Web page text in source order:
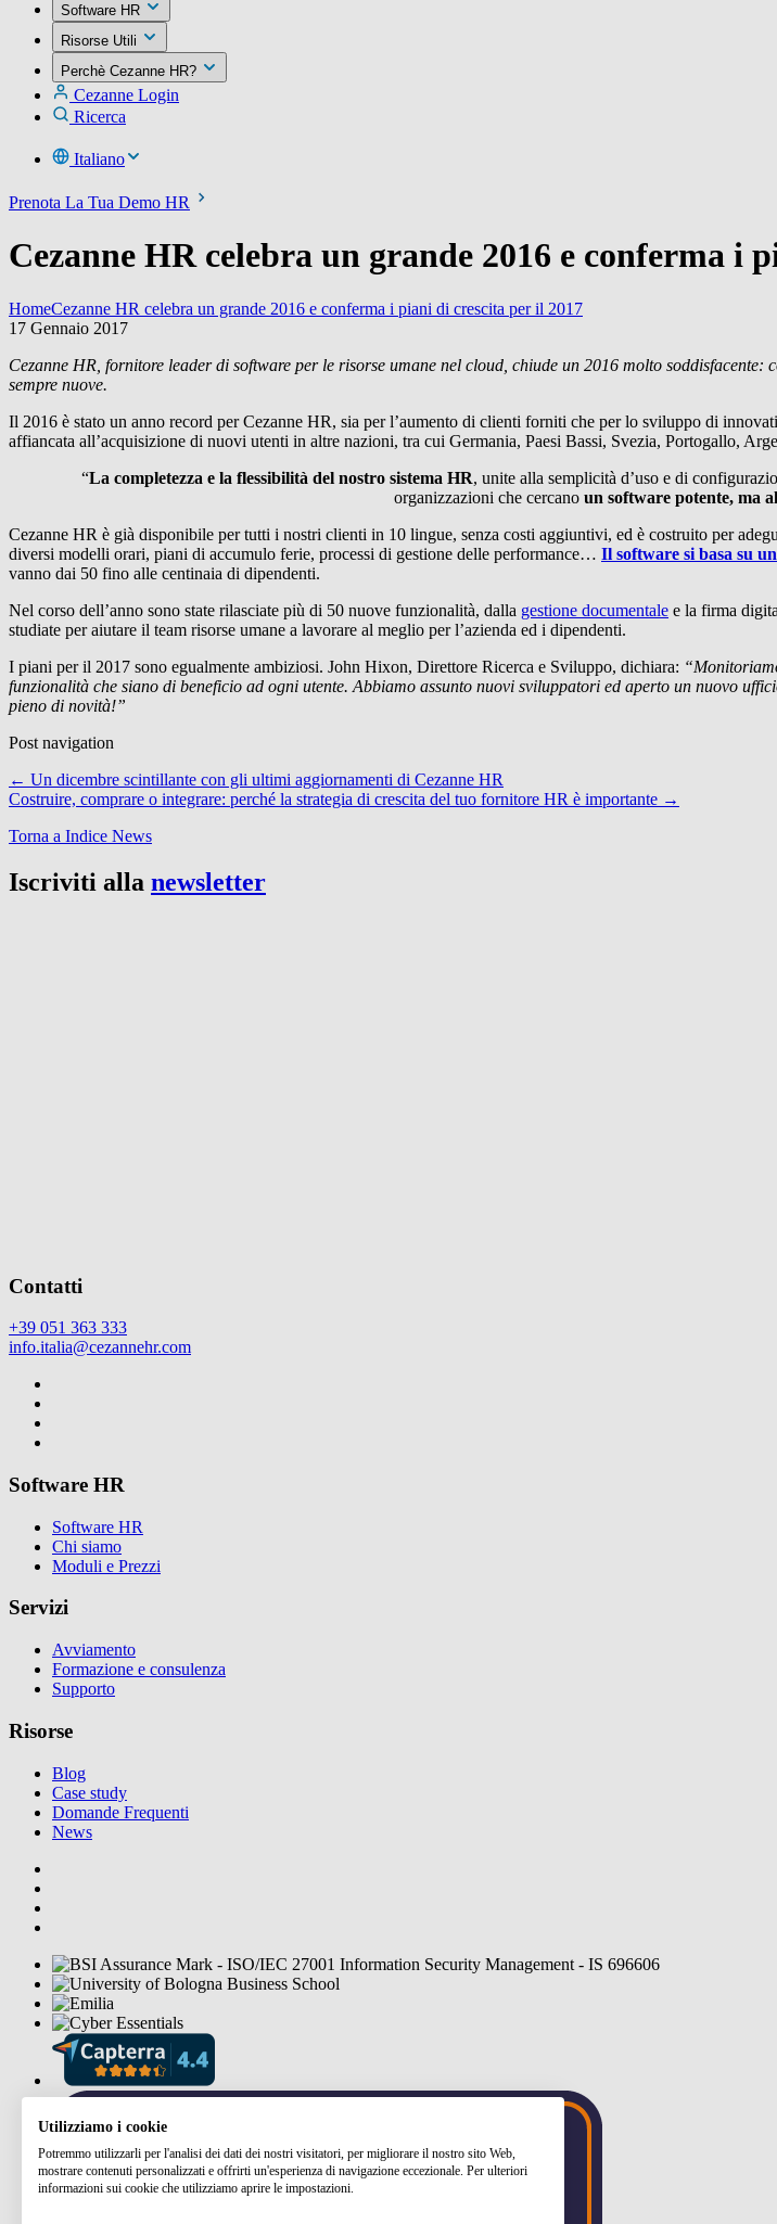
Software HR
Risorse Utili
Perchè Cezanne HR?
Cezanne Login
Ricerca
Italiano
Prenota La Tua Demo HR
Cezanne HR celebra un grande 2016 e conferma i
HomeCezanne HR celebra un grande 2016 e conferma i piani di crescita per il 2017
17 Gennaio 2017
Cezanne HR, fornitore leader di software per le risorse umane nel cloud, chiude un 2016 molto
sempre nuove.
Il 2016 è stato un anno record per Cezanne HR, sia per l’aumento di clienti forniti che per lo sviluppo di
affiancata all’acquisizione di nuovi utenti in altre nazioni, tra cui Germania, Paesi Bassi, Svezia, Portogallo,
“La completezza e la flessibilità del nostro sistema HR, unite alla semplicità d’uso e di
organizzazioni che cercano un software potente, ma
Cezanne HR è già disponibile per tutti i nostri clienti in 10 lingue, senza costi aggiuntivi, ed è costruito per
diversi modelli orari, piani di accumulo ferie, processi di gestione delle performance… Il software si basa su
vanno dai 50 fino alle centinaia di dipendenti.
Nel corso dell’anno sono state rilasciate più di 50 nuove funzionalità, dalla gestione documentale e la firma
studiate per aiutare il team risorse umane a lavorare al meglio per l’azienda ed i dipendenti.
I piani per il 2017 sono egualmente ambiziosi. John Hixon, Direttore Ricerca e Sviluppo, dichiara:
funzionalità che siano di beneficio ad ogni utente. Abbiamo assunto nuovi sviluppatori ed aperto un nuovo
pieno di novità!”
Post navigation
← Un dicembre scintillante con gli ultimi aggiornamenti di Cezanne HR
Costruire, comprare o integrare: perché la strategia di crescita del tuo fornitore HR è importante →
Torna a Indice News
Iscriviti alla newsletter
Contatti
+39 051 363 333
info.italia@cezannehr.com
Software HR
Software HR
Chi siamo
Moduli e Prezzi
Servizi
Avviamento
Formazione e consulenza
Supporto
Risorse
Blog
Case study
Domande Frequenti
News
Utilizziamo i cookie
Potremmo utilizzarli per l'analisi dei dati dei nostri visitatori, per migliorare il nostro sito Web,
mostrare contenuti personalizzati e offrirti un'esperienza di navigazione eccezionale. Per ulteriori
informazioni sui cookie che utilizziamo aprire le impostazioni.